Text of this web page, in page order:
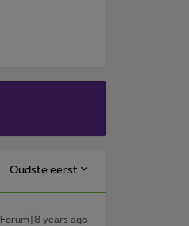
Oudste eerst
years ago